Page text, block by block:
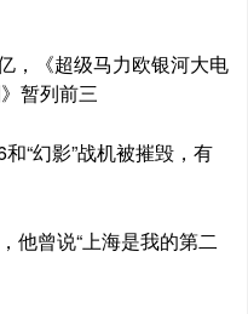
，《超级马力欧银河大电
暂列前三
“幻影”战机被摧毁，有
他曾说“上海是我的第二